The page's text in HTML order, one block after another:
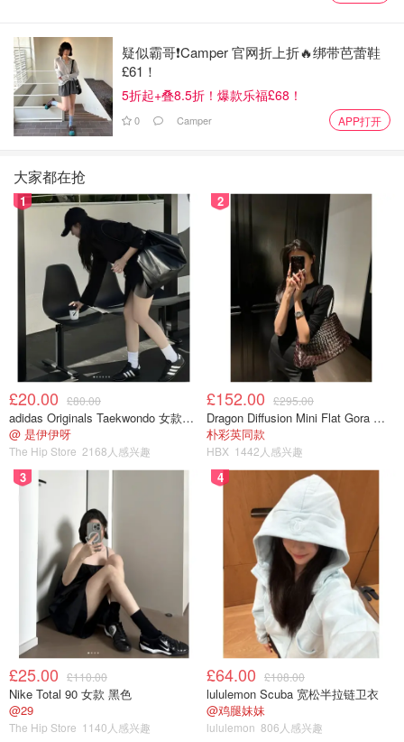
混合一下颜色用比较大的画笔（最好是大的方头毛笔）刷墙式地涂鞋子
底色刷好后可以刷一些银光色，最后用白色点缀星星
疑似霸哥❗️Camper 官网折上折🔥绑带芭蕾鞋
£61！
5折起+叠8.5折！爆款乐福£68！
0 Camper APP打开
大家都在抢
1
£20.00 £80.00
adidas Originals Taekwondo 女款黑色运动鞋
@ 是伊伊呀
The Hip Store 2168人感兴趣
2
£152.00 £295.00
Dragon Diffusion Mini Flat Gora 深棕色手提包
朴彩英同款
HBX 1442人感兴趣
3
£25.00 £110.00
Nike Total 90 女款 黑色
@29
The Hip Store 1140人感兴趣
4
£64.00 £108.00
lululemon Scuba 宽松半拉链卫衣
@鸡腿妹妹
lululemon 806人感兴趣